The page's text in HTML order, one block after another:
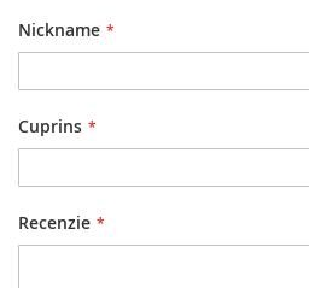
Nickname
Cuprins
Recenzie